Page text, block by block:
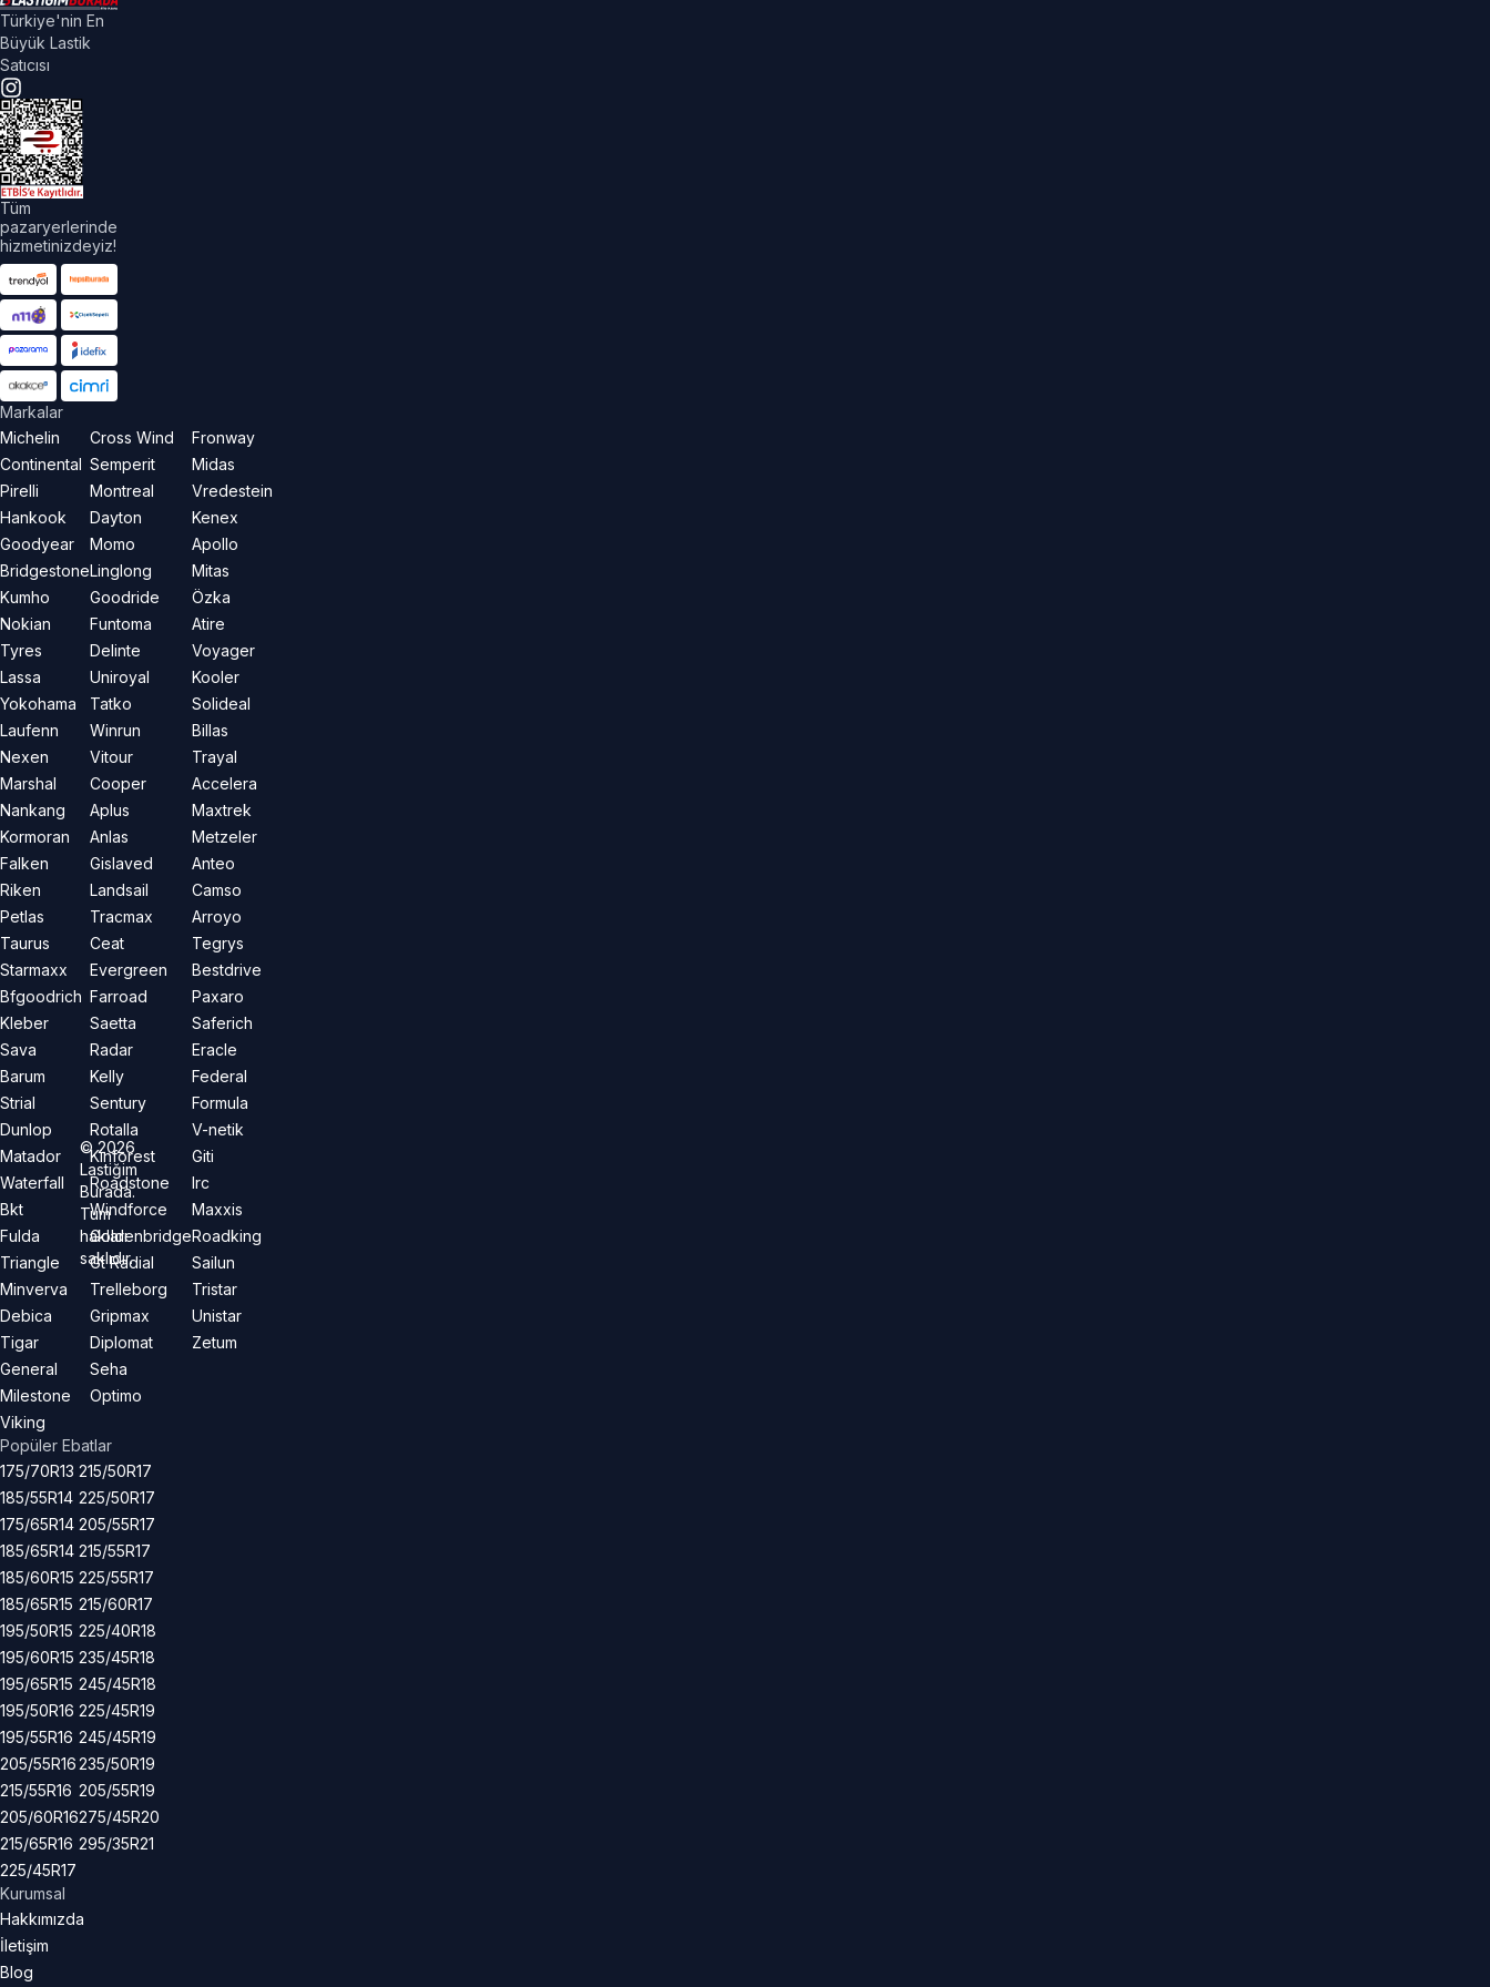
Türkiye'nin En
Büyük Lastik
Satıcısı
Tüm
pazaryerlerinde
hizmetinizdeyiz!
Markalar
Michelin
Continental
Pirelli
Hankook
Goodyear
Bridgestone
Kumho
Nokian
Tyres
Lassa
Yokohama
Laufenn
Nexen
Marshal
Nankang
Kormoran
Falken
Riken
Petlas
Taurus
Starmaxx
Bfgoodrich
Kleber
Sava
Barum
Strial
Dunlop
Matador
Waterfall
Bkt
Fulda
Triangle
Minverva
Debica
Tigar
General
Milestone
Viking
Cross Wind
Semperit
Montreal
Dayton
Momo
Linglong
Goodride
Funtoma
Delinte
Uniroyal
Tatko
Winrun
Vitour
Cooper
Aplus
Anlas
Gislaved
Landsail
Tracmax
Ceat
Evergreen
Farroad
Saetta
Radar
Kelly
Sentury
Rotalla
Kinforest
Roadstone
Windforce
Goldenbridge
Gt Radial
Trelleborg
Gripmax
Diplomat
Seha
Optimo
Fronway
Midas
Vredestein
Kenex
Apollo
Mitas
Özka
Atire
Voyager
Kooler
Solideal
Billas
Trayal
Accelera
Maxtrek
Metzeler
Anteo
Camso
Arroyo
Tegrys
Bestdrive
Paxaro
Saferich
Eracle
Federal
Formula
V-netik
Giti
Irc
Maxxis
Roadking
Sailun
Tristar
Unistar
Zetum
Popüler Ebatlar
175/70R13
185/55R14
175/65R14
185/65R14
185/60R15
185/65R15
195/50R15
195/60R15
195/65R15
195/50R16
195/55R16
205/55R16
215/55R16
205/60R16
215/65R16
225/45R17
215/50R17
225/50R17
205/55R17
215/55R17
225/55R17
215/60R17
225/40R18
235/45R18
245/45R18
225/45R19
245/45R19
235/50R19
205/55R19
275/45R20
295/35R21
Kurumsal
Hakkımızda
İletişim
Blog
©2026
Lastiğim
Burada.
Tüm
hakları
saklıdır.